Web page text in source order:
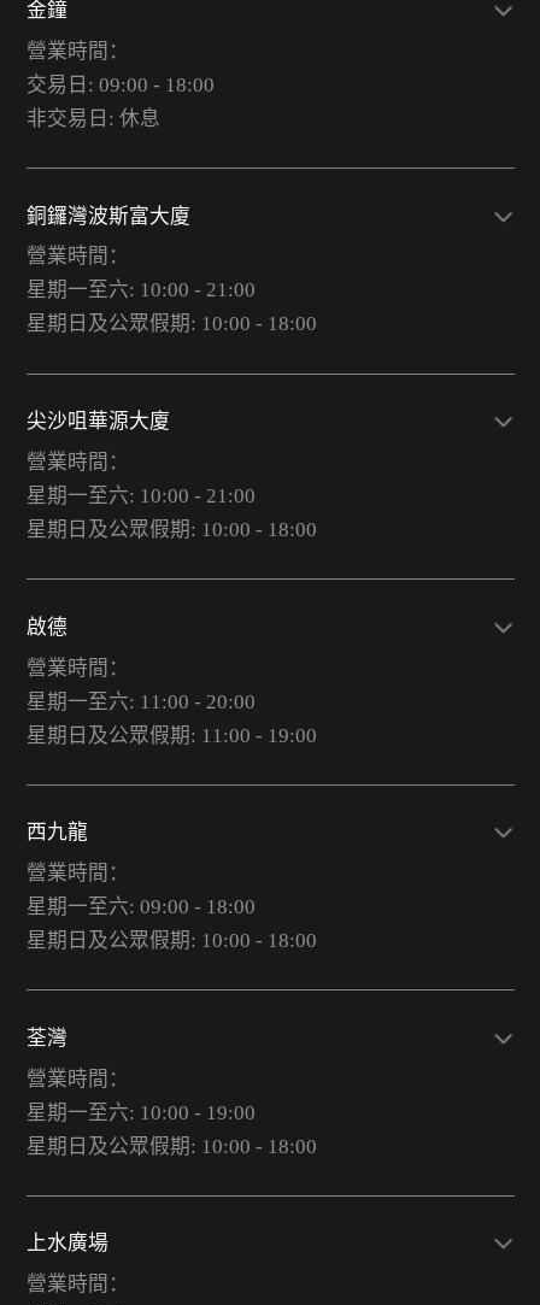
金鐘
營業時間：
交易日: 09:00 - 18:00
非交易日: 休息
銅鑼灣波斯富大廈
營業時間：
星期一至六: 10:00 - 21:00
星期日及公眾假期: 10:00 - 18:00
尖沙咀華源大廈
營業時間：
星期一至六: 10:00 - 21:00
星期日及公眾假期: 10:00 - 18:00
啟德
營業時間：
星期一至六: 11:00 - 20:00
星期日及公眾假期: 11:00 - 19:00
西九龍
營業時間：
星期一至六: 09:00 - 18:00
星期日及公眾假期: 10:00 - 18:00
荃灣
營業時間：
星期一至六: 10:00 - 19:00
星期日及公眾假期: 10:00 - 18:00
上水廣場
營業時間：